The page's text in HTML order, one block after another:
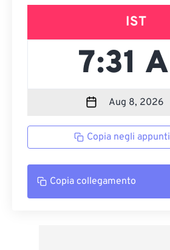
IST
Copia negli appunti
Copia collegamento